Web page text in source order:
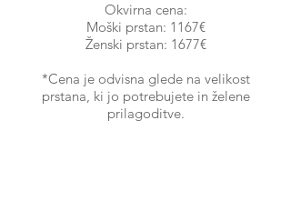
Okvirna cena:
Moški prstan: 1167€
Ženski prstan: 1677€
*Cena je odvisna glede na velikost
prstana, ki jo potrebujete in želene
prilagoditve.